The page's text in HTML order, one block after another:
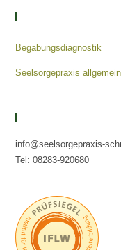
Begabungsdiagnostik
Seelsorgepraxis allgemein
info@seelsorgepraxis-
Tel: 08283-920680